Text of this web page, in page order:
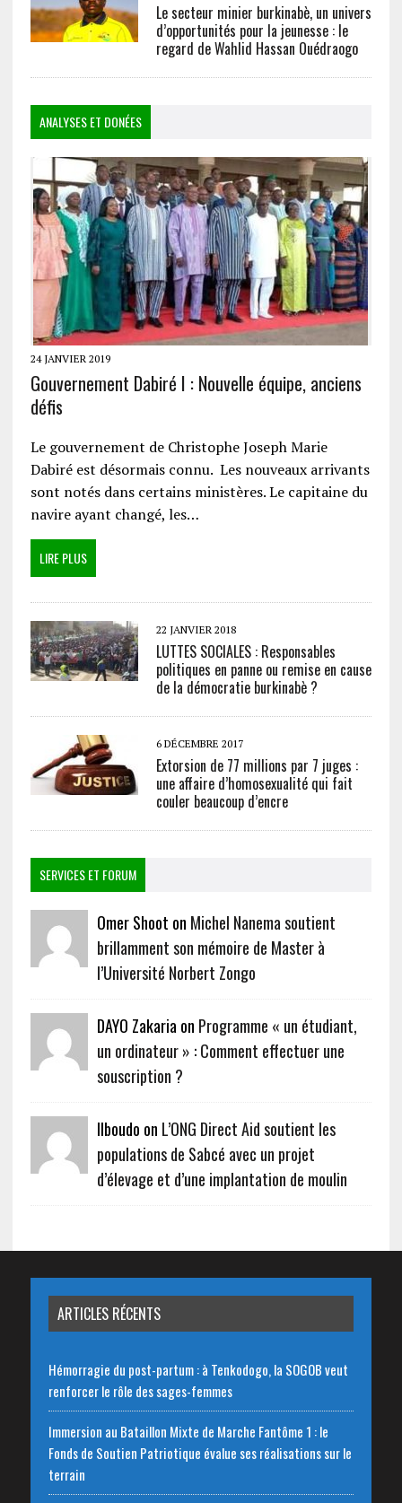
Le secteur minier burkinabè, un univers
d’opportunités pour la jeunesse : le
regard de Wahlid Hassan Ouédraogo
ANALYSES ET DONÉES
24 JANVIER 2019
Gouvernement Dabiré I : Nouvelle équipe, anciens
défis
Le gouvernement de Christophe Joseph Marie
Dabiré est désormais connu. Les nouveaux arrivants
sont notés dans certains ministères. Le capitaine du
navire ayant changé, les…
LIRE PLUS
22 JANVIER 2018
LUTTES SOCIALES : Responsables
politiques en panne ou remise en cause
de la démocratie burkinabè ?
6 DÉCEMBRE 2017
Extorsion de 77 millions par 7 juges :
une affaire d’homosexualité qui fait
couler beaucoup d’encre
SERVICES ET FORUM
Omer Shoot on Michel Nanema soutient
brillamment son mémoire de Master à
l’Université Norbert Zongo
DAYO Zakaria on Programme « un étudiant,
un ordinateur » : Comment effectuer une
souscription ?
Ilboudo on L’ONG Direct Aid soutient les
populations de Sabcé avec un projet
d’élevage et d’une implantation de moulin
ARTICLES RÉCENTS
Hémorragie du post-partum : à Tenkodogo, la SOGOB veut
renforcer le rôle des sages-femmes
Immersion au Bataillon Mixte de Marche Fantôme 1 : le
Fonds de Soutien Patriotique évalue ses réalisations sur le
terrain